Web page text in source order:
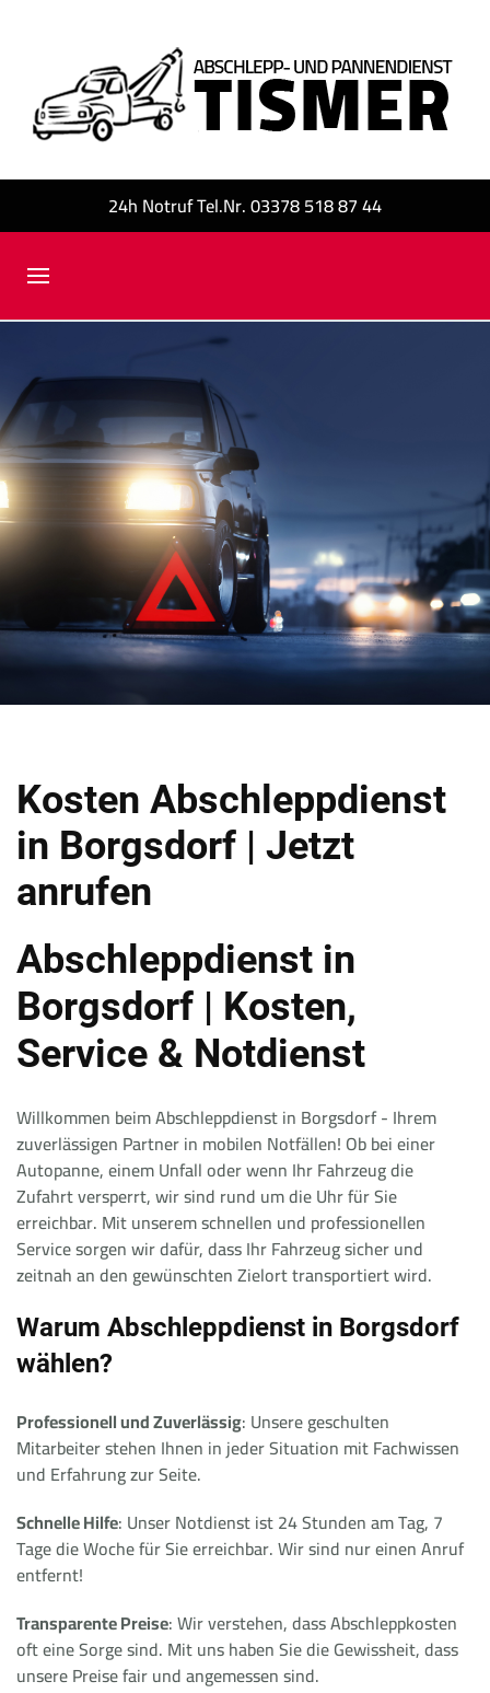
24h Notruf Tel.Nr. 03378 518 87 44
Kosten Abschleppdienst
in Borgsdorf | Jetzt
anrufen
Abschleppdienst in
Borgsdorf | Kosten,
Service & Notdienst
Willkommen beim Abschleppdienst in Borgsdorf - Ihrem
zuverlässigen Partner in mobilen Notfällen! Ob bei einer
Autopanne, einem Unfall oder wenn Ihr Fahrzeug die
Zufahrt versperrt, wir sind rund um die Uhr für Sie
erreichbar. Mit unserem schnellen und professionellen
Service sorgen wir dafür, dass Ihr Fahrzeug sicher und
zeitnah an den gewünschten Zielort transportiert wird.
Warum Abschleppdienst in Borgsdorf
wählen?
Professionell und Zuverlässig: Unsere geschulten
Mitarbeiter stehen Ihnen in jeder Situation mit Fachwissen
und Erfahrung zur Seite.
Schnelle Hilfe: Unser Notdienst ist 24 Stunden am Tag, 7
Tage die Woche für Sie erreichbar. Wir sind nur einen Anruf
entfernt!
Transparente Preise: Wir verstehen, dass Abschleppkosten
oft eine Sorge sind. Mit uns haben Sie die Gewissheit, dass
unsere Preise fair und angemessen sind.